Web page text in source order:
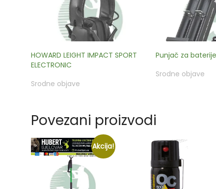
HOWARD LEIGHT IMPACT SPORT
ELECTRONIC
Srodne objave
Punjač za
Srodne objave
Povezani proizvodi
Akcija!